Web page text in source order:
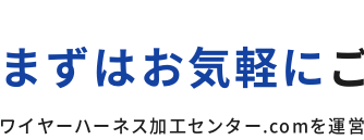
まずはお気軽に
ワイヤーハーネス加工センター.comを運